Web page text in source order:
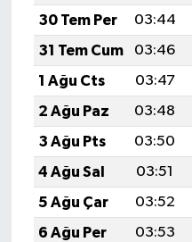
30 Tem Per
03:44
31 Tem Cum
03:46
1 Ağu Cts
03:47
2 Ağu Paz
03:48
3 Ağu Pts
03:50
4 Ağu Sal
03:51
5 Ağu Çar
03:52
6 Ağu Per
03:53